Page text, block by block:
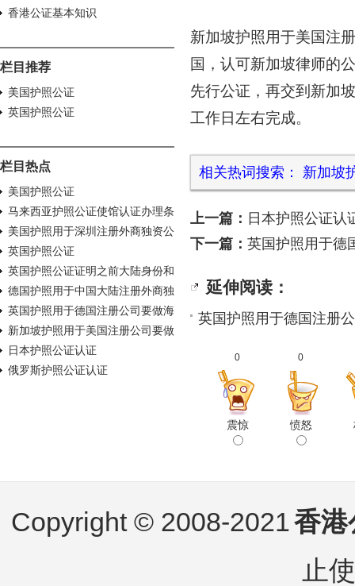
香港公证基本知识
栏目推荐
美国护照公证
英国护照公证
栏目热点
美国护照公证
马来西亚护照公证使馆认证办理条
件及流程
美国护照用于深圳注册外商独资公
司之用怎么公证？
英国护照公证
英国护照公证证明之前大陆身份和
现在英国身份为同一人
德国护照用于中国大陆注册外商独
资公司使用怎么办理使馆公证认
证？
英国护照用于德国注册公司要做海
牙认证
新加坡护照用于美国注册公司要做
海牙认证
日本护照公证认证
俄罗斯护照公证认证
新加坡护照用于美国注
国，认可新加坡律师的
先行公证，再交到新加
工作日左右完成。
相关热词搜索： 新加坡
上一篇： 日本护照公证认
下一篇： 英国护照用于德
延伸阅读：
英国护照用于德国注册
0
震惊
0
愤怒
Copyright © 2008-2021香港
止